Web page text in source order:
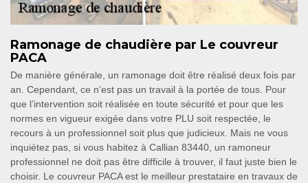
Ramonage de chaudière par Le couvreur
PACA
De manière générale, un ramonage doit être réalisé deux fois par
an. Cependant, ce n’est pas un travail à la portée de tous. Pour
que l’intervention soit réalisée en toute sécurité et pour que les
normes en vigueur exigée dans votre PLU soit respectée, le
recours à un professionnel soit plus que judicieux. Mais ne vous
inquiétez pas, si vous habitez à Callian 83440, un ramoneur
professionnel ne doit pas être difficile à trouver, il faut juste bien le
choisir. Le couvreur PACA est le meilleur prestataire en travaux de